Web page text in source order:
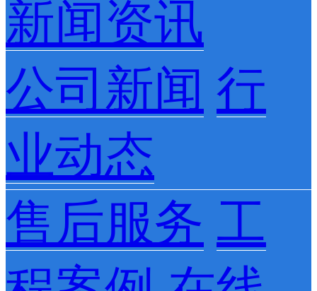
新闻资讯
公司新闻 行
业动态
售后服务 工